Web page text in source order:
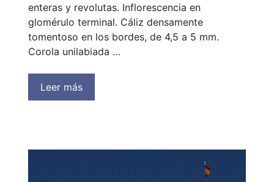
enteras y revolutas. Inflorescencia en
glomérulo terminal. Cáliz densamente
tomentoso en los bordes, de 4,5 a 5 mm.
Corola unilabiada …
Leer más